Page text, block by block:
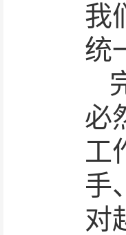
我
统
必
工
手
对